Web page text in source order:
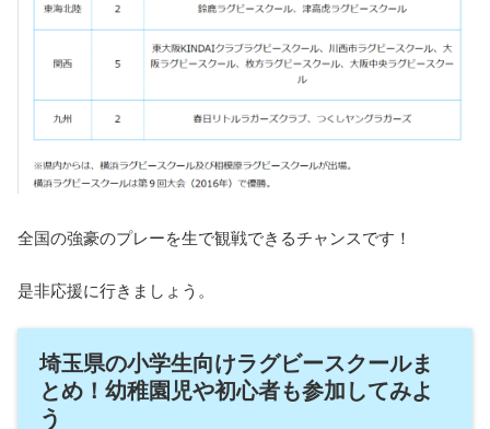
全国の強豪のプレーを生で観戦できるチャンスです！
是非応援に行きましょう。
埼玉県の小学生向けラグビースクールま
とめ！幼稚園児や初心者も参加してみよ
う